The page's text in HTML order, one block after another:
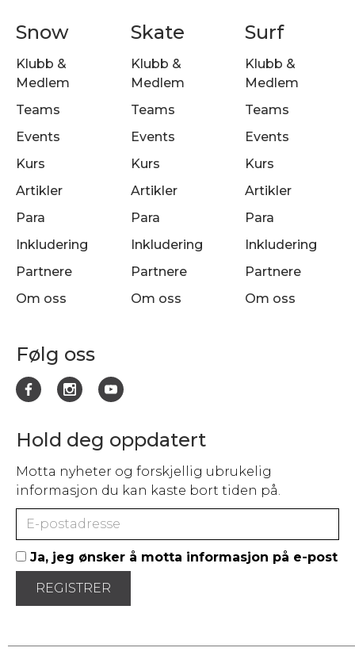
Snow
Klubb &
Medlem
Teams
Events
Kurs
Artikler
Para
Inkludering
Partnere
Om oss
Skate
Klubb &
Medlem
Teams
Events
Kurs
Artikler
Para
Inkludering
Partnere
Om oss
Surf
Klubb &
Medlem
Teams
Events
Kurs
Artikler
Para
Inkludering
Partnere
Om oss
Følg oss
Hold deg oppdatert
Motta nyheter og forskjellig ubrukelig
informasjon du kan kaste bort tiden på.
Ja, jeg ønsker å motta informasjon på e-post